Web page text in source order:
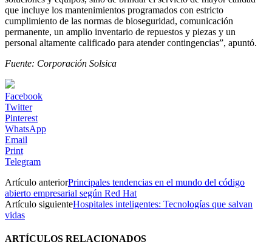
que incluye los mantenimientos programados con estricto
cumplimiento de las normas de bioseguridad, comunicación
permanente, un amplio inventario de repuestos y piezas y un
personal altamente calificado para atender contingencias”, apuntó.
Fuente: Corporación Solsica
Facebook
Twitter
Pinterest
WhatsApp
Email
Print
Telegram
Artículo anteriorPrincipales tendencias en el mundo del código
abierto empresarial según Red Hat
Artículo siguienteHospitales inteligentes: Tecnologías que salvan
vidas
ARTÍCULOS RELACIONADOS